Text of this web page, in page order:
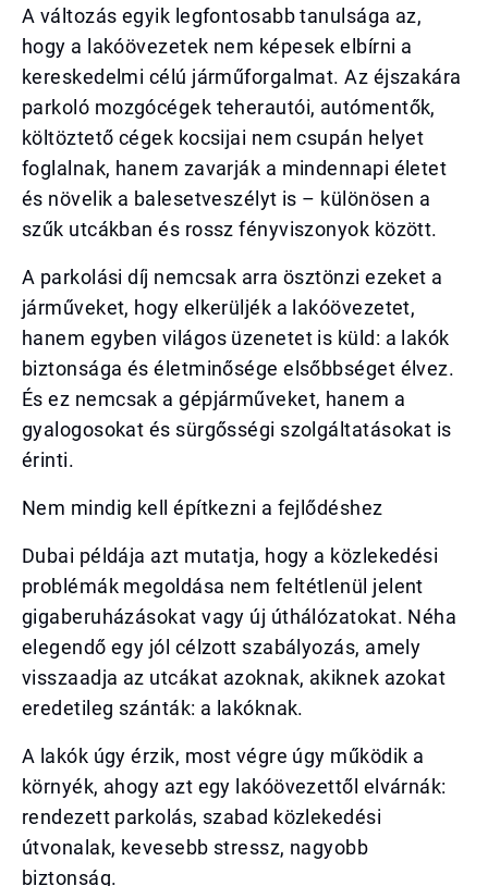
A változás egyik legfontosabb tanulsága az,
hogy a lakóövezetek nem képesek elbírni a
kereskedelmi célú járműforgalmat. Az éjszakára
parkoló mozgócégek teherautói, autómentők,
költöztető cégek kocsijai nem csupán helyet
foglalnak, hanem zavarják a mindennapi életet
és növelik a balesetveszélyt is – különösen a
szűk utcákban és rossz fényviszonyok között.
A parkolási díj nemcsak arra ösztönzi ezeket a
járműveket, hogy elkerüljék a lakóövezetet,
hanem egyben világos üzenetet is küld: a lakók
biztonsága és életminősége elsőbbséget élvez.
És ez nemcsak a gépjárműveket, hanem a
gyalogosokat és sürgősségi szolgáltatásokat is
érinti.
Nem mindig kell építkezni a fejlődéshez
Dubai példája azt mutatja, hogy a közlekedési
problémák megoldása nem feltétlenül jelent
gigaberuházásokat vagy új úthálózatokat. Néha
elegendő egy jól célzott szabályozás, amely
visszaadja az utcákat azoknak, akiknek azokat
eredetileg szánták: a lakóknak.
A lakók úgy érzik, most végre úgy működik a
környék, ahogy azt egy lakóövezettől elvárnák:
rendezett parkolás, szabad közlekedési
útvonalak, kevesebb stressz, nagyobb
biztonság.